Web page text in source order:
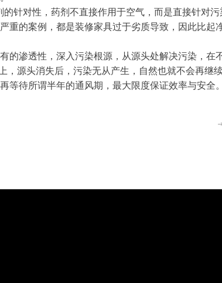
针对性，药剂不直接作用于空气，而是直接针对
重的案例，都是装修家具过于劣质导致，因此比起
的渗透性，深入污染根源，从源头处解决污染，在
，源头消失后，污染无从产生，自然也就不会再继
待所谓半年的通风期，最大限度保证效率与安全。
ꁹ